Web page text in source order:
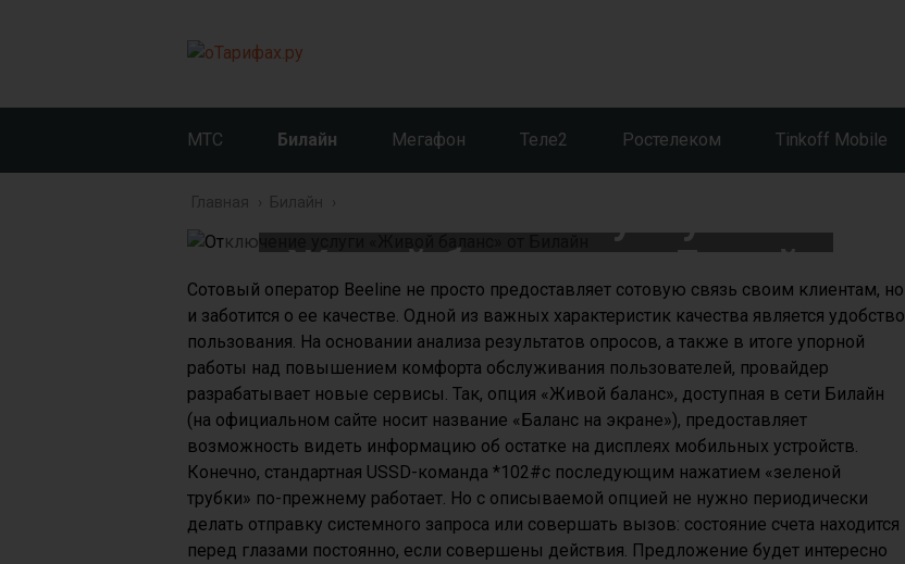
МТС Билайн Мегафон Теле2 Ростелеком Tinkoff Mobile
Главная Билайн
«Живой баланс» от Билайн
Сотовый оператор Beeline не просто предоставляет сотовую связь своим клиентам, но
и заботится о ее качестве. Одной из важных характеристик качества является удобство
пользования. На основании анализа результатов опросов, а также в итоге упорной
работы над повышением комфорта обслуживания пользователей, провайдер
разрабатывает новые сервисы. Так, опция «Живой баланс», доступная в сети Билайн
(на официальном сайте носит название «Баланс на экране»), предоставляет
возможность видеть информацию об остатке на дисплеях мобильных устройств.
Конечно, стандартная USSD-команда *102#с последующим нажатием «зеленой
трубки» по-прежнему работает. Но с описываемой опцией не нужно периодически
делать отправку системного запроса или совершать вызов: состояние счета находится
перед глазами постоянно, если совершены действия. Предложение будет интересно